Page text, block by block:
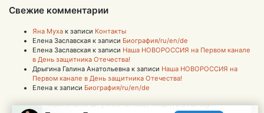
Свежие комментарии
Яна Муха к записи Контакты
Елена Заславская к записи Биография/ru/en/de
Елена Заславская к записи Наша НОВОРОССИЯ на Первом канале
в День защитника Отечества!
Дрыгина Галина Анатольевна к записи Наша НОВОРОССИЯ на
Первом канале в День защитника Отечества!
Елена к записи Биография/ru/en/de